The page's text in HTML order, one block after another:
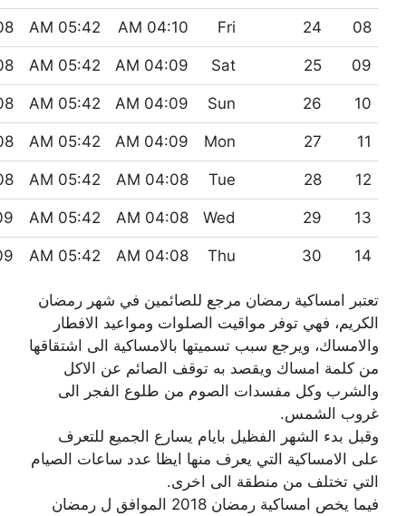
08
24
Fri
04:10 AM
05:42 AM
09
25
Sat
04:09 AM
05:42 AM
10
26
Sun
04:09 AM
05:42 AM
11
27
Mon
04:09 AM
05:42 AM
12
28
Tue
04:08 AM
05:42 AM
13
29
Wed
04:08 AM
05:42 AM
14
30
Thu
04:08 AM
05:42 AM
تعتبر امساكية رمضان مرجع للصائمين في شهر رمضان
الكريم، فهي توفر مواقيت الصلوات ومواعيد الافطار
والامساك، ويرجع سبب تسميتها بالامساكية الى اشتقاقها
من كلمة امساك ويقصد به توقف الصائم عن الاكل
والشرب وكل مفسدات الصوم من طلوع الفجر الى
غروب الشمس.
وقبل بدء الشهر الفظيل بايام يسارع الجميع للتعرف
على الامساكية التي يعرف منها ايظا عدد ساعات الصيام
التي تختلف من منطقة الى اخرى.
فيما يخص امساكية رمضان 2018 الموافق ل رمضان